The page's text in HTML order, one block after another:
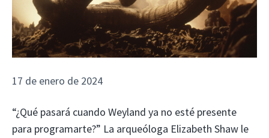
17 de enero de 2024
“¿Qué pasará cuando Weyland ya no esté presente
para programarte?” La arqueóloga Elizabeth Shaw le